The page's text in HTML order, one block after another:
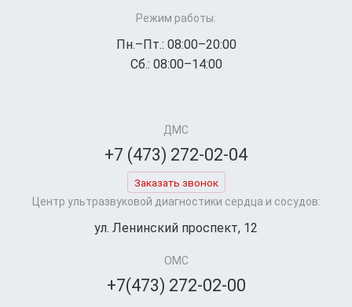
Режим работы:
Пн.–Пт.: 08:00–20:00
Сб.: 08:00–14:00
ДМС
+7 (473) 272-02-04
Заказать звонок
Центр ультразвуковой диагностики сердца и сосудов:
ул. Ленинский проспект, 12
ОМС
+7(473) 272-02-00